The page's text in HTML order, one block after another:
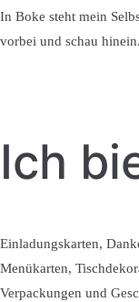
In Boke steht mein
vorbei und schau hinein.
Ich
Einladungskarten,
Menükarten,
Verpackungen und